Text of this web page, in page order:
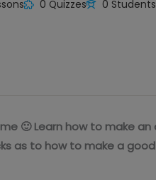
0 Quizzes 0 Students
🙂 Learn how to make
as to how to make a